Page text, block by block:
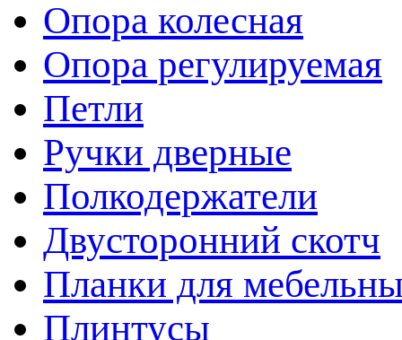
Опора колесная
Опора регулируемая
Петли
Ручки дверные
Полкодержатели
Двусторонний скотч
Планки для
Плинтусы